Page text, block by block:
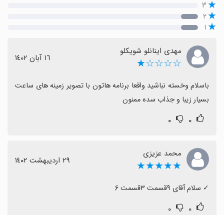
۳
۲
۱
مهدی اینانلو شویکلو
☆☆☆☆★ ١٦ آبان ١٤٠٢
بسیار زیبا و جذاب سده ممنون
۰ ۰
محمد عزیزی
★★★★★ ٢٩ اردیبهشت ١٤٠٢
‏✓ سلام آقای ۹قسمت ۳قسمت ۶
۰ ۰